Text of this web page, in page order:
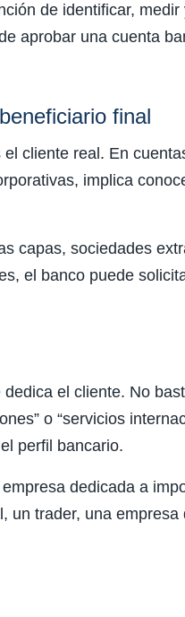
de identificar,
aprobar una cuenta
final
cliente real. En
implica
capas, sociedades
el banco puede
el cliente. No
o “servicios
perfil bancario.
dedicada a
un trader, una